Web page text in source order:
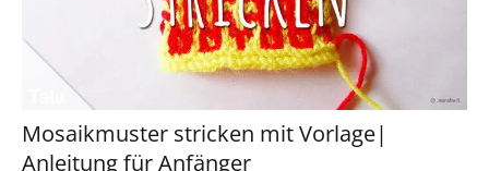
Mosaikmuster stricken mit Vorlage|
Anleitung für Anfänger